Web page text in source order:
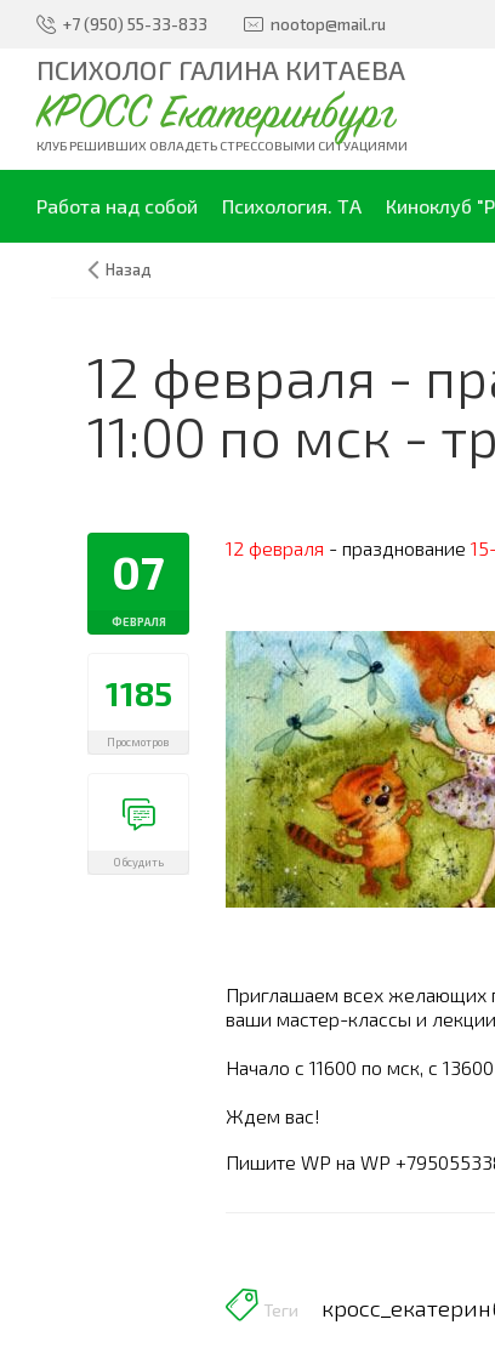
+7 (950) 55-33-833 nootop@mail.ru
ПСИХОЛОГ ГАЛИНА КИТАЕВА
КРОСС Екатеринбург
КЛУБ РЕШИВШИХ ОВЛАДЕТЬ СТРЕССОВЫМИ СИТУАЦИЯМИ
Работа над собой Психология. ТА Киноклуб
Назад
12 февраля -
11:00 по мск -
07
ФЕВРАЛЯ
1185
Просмотров
Обсудить
12 февраля - празднование
Приглашаем всех желающих
ваши мастер-классы и
Начало с 11600 по мск, с
Ждем вас!
Пишите WP на WP
Теги